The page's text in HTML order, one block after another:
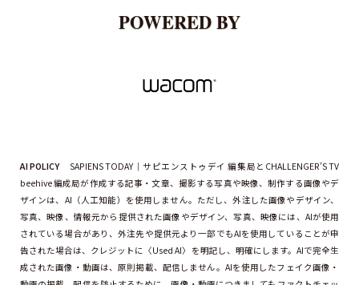
POWERED BY
AI POLICYSAPIENS TODAY｜サピエンストゥデイ 編集局とCHALLENGER’S TV
beehive 編成局が作成する記事・文章、撮影する写真や映像、制作する画像やデ
ザインは、AI（人工知能）を使用しません。ただし、外注した画像やデザイン、
写真、映像、情報元から提供された画像やデザイン、写真、映像には、AIが使用
されている場合があり、外注先や提供元より一部でもAIを使用していることが申
告された場合は、クレジットに〈Used AI〉を明記し、明確にします。AIで完全生
成された画像・動画は、原則掲載、配信しません。AIを使用したフェイク画像・